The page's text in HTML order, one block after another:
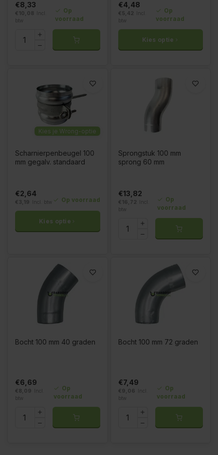
€8,33
€10,08
Incl.
btw
Op
voorraad
€4,48
€5,42
Incl.
btw
Op
voorraad
Kies optie
Kies je Wrong-optie
Scharnierpenbeugel 100
mm gegalv. standaard
€2,64
€3,19 Incl. btw Op voorraad
Kies optie
Sprongstuk 100 mm
sprong 60 mm
€13,82
€16,72
Incl.
btw
Op
voorraad
Bocht 100 mm 40 graden
€6,69
€8,09
Incl.
btw
Op
voorraad
Bocht 100 mm 72 graden
€7,49
€9,06
Incl.
btw
Op
voorraad